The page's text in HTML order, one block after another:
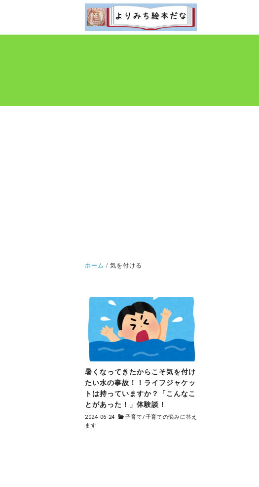
ホーム 気を付ける
暑くなってきたからこそ気を付け
たい水の事故！！ライフジャケッ
トは持っていますか？「こんなこ
とがあった！」体験談！
2024-06-24 子育て/子育ての悩みに答え
ます